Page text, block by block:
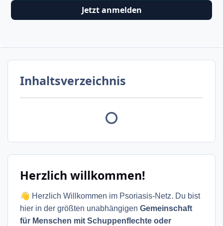
Jetzt anmelden
Inhaltsverzeichnis
Herzlich willkommen!
👋 Herzlich Willkommen im Psoriasis-Netz. Du bist
hier in der größten unabhängigen Gemeinschaft
für Menschen mit Schuppenflechte oder